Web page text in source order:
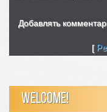
Добавлять
[
WELCOME!